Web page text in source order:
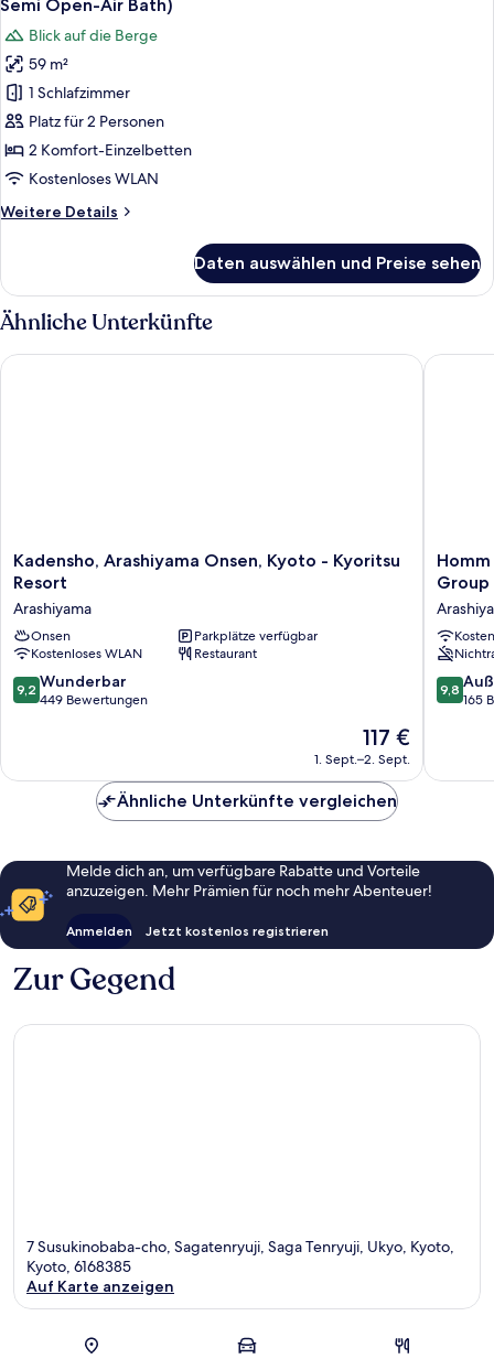
Luxury-
Zweibettzimmer,
Nichtraucher,
Bergblick
(with
Semi
Air
Semi Open-Air Bath)
Blick auf die Berge
59 m²
1 Schlafzimmer
Platz für 2 Personen
2 Komfort-Einzelbetten
Kostenloses WLAN
Weitere Details
Weitere
Zweibettzimmer,
Nichtraucher,
Bergblick
(with
Semi
Daten auswählen und Preise sehen
Ähnliche Unterkünfte
Kadensho,
Arashiyama
Kyoto
-
Kyoritsu
Resort
Arashiyama
Kadensho, Arashiyama Onsen, Kyoto - Kyoritsu
Resort
Arashiyama
Onsen
Parkplätze verfügbar
Kostenloses WLAN
Restaurant
9.2
von
Bewertungen
9,2 Wunderbar
449 Bewertungen
Der
Preis
beträgt
117 €
117 €
1. Sept.–2. Sept.
Kadensho, Arashiyama Onsen, Kyoto - Kyoritsu Resort
Homm
Stay
Kyoto
By
Banyan
Group
Group
9.8
von
9,8
165
Homm
Ähnliche Unterkünfte vergleichen
Melde dich an, um verfügbare Rabatte und Vorteile
anzuzeigen. Mehr Prämien für noch mehr Abenteuer!
Anmelden Jetzt kostenlos registrieren
Zur Gegend
7 Susukinobaba-cho, Sagatenryuji, Saga Tenryuji, Ukyo, Kyoto,
Kyoto, 6168385
Auf Karte anzeigen